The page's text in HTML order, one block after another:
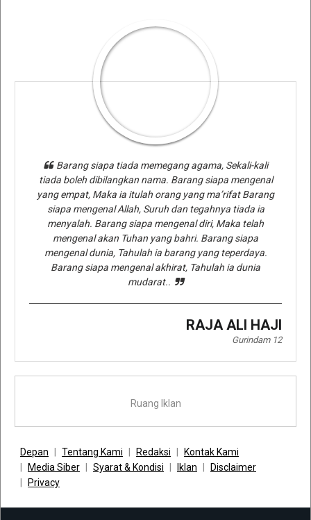
Barang siapa tiada memegang agama, Sekali-kali
tiada boleh dibilangkan nama. Barang siapa mengenal
yang empat, Maka ia itulah orang yang ma’rifat Barang
siapa mengenal Allah, Suruh dan tegahnya tiada ia
menyalah. Barang siapa mengenal diri, Maka telah
mengenal akan Tuhan yang bahri. Barang siapa
mengenal dunia, Tahulah ia barang yang teperdaya.
Barang siapa mengenal akhirat, Tahulah ia dunia
mudarat..
RAJA ALI HAJI
Gurindam 12
Ruang Iklan
Depan Tentang Kami Redaksi
Kontak Kami
Media Siber
Syarat & Kondisi Iklan
Disclaimer
Privacy